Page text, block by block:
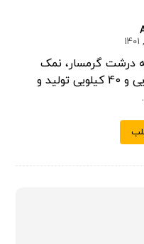
درشت گرمسار، نمک
نخودی در کیسه های 25 کیلویی و 40 کیلویی تولید و